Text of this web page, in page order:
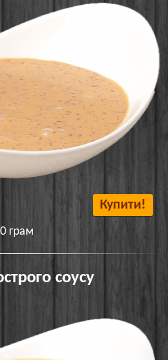
Купити!
грам
соусу